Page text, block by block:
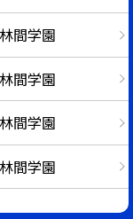
間学園
間学園
間学園
間学園